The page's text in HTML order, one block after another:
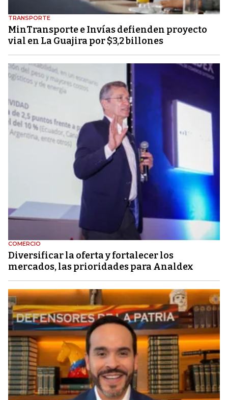
TRANSPORTE
MinTransporte e Invías defienden proyecto
vial en La Guajira por $3,2 billones
COMERCIO
Diversificar la oferta y fortalecer los
mercados, las prioridades para Analdex